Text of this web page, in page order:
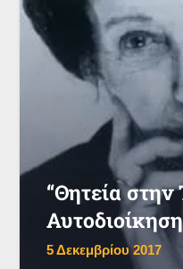
“Θητεία
5 Δεκεμβρίου 2017